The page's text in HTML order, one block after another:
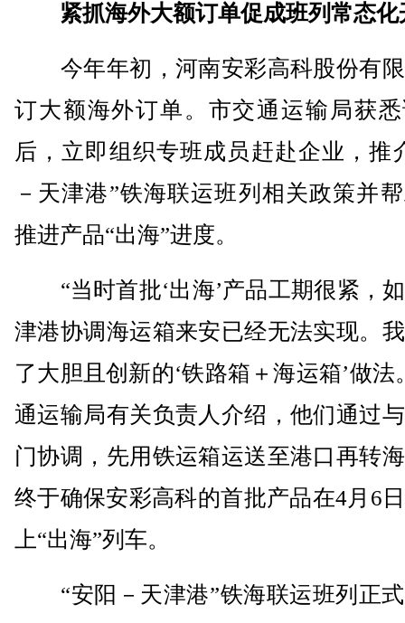
紧抓海外大额订单促成班列常态化
今年年初，河南安彩高科股份有
订大额海外订单。市交通运输局获
后，立即组织专班成员赶赴企业，推
－天津港”铁海联运班列相关政策并
推进产品“出海”进度。
“当时首批‘出海’产品工期很紧，
津港协调海运箱来安已经无法实现。
了大胆且创新的‘铁路箱＋海运箱’做法
通运输局有关负责人介绍，他们通过
门协调，先用铁运箱运送至港口再转
终于确保安彩高科的首批产品在4月6
上“出海”列车。
“安阳－天津港”铁海联运班列正